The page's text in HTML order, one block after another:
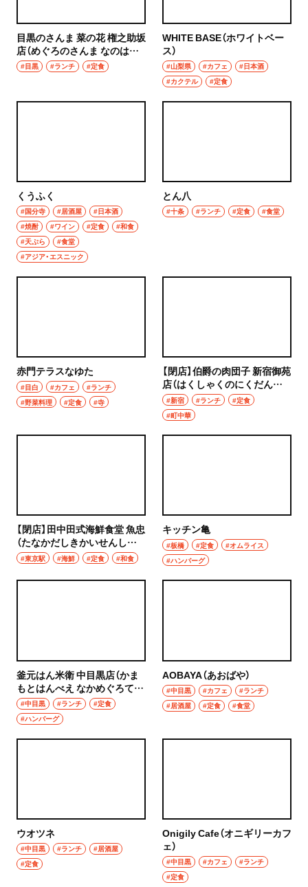
前橋
高崎
越谷
春日部
大宮・浦和
浦和
飯能
所沢
入間
川越
秩父・長瀞・三峰口
千葉県
野田
千葉・船橋・津田沼
津田沼
習志野
食べ歩き
ランチ
カレー
海鮮
鍋
ご当地グルメ
バー
日本酒
ビール
ワイン
サワー
カクテル
とんかつ
和食
目黒のさんま 菜の花 権之助坂
店（めぐろのさんま なのはな
ごんのすけざかてん）
#目黒 #ランチ #定食
WHITE BASE（ホワイトベー
ス）
#山梨県 #カフェ
#日本酒
#カクテル
#定食
くうふく
#国分寺 #居酒屋
#日本酒
#焼酎
#ワイン #定食
#和食
#天ぷら
#食堂
#アジア・エスニック
とん八
#十条 #ランチ #定食 #食堂
赤門テラスなゆた
#目白 #カフェ
#ランチ
#野菜料理
#定食 #寺
【閉店】伯爵の肉団子 新宿御苑
店（はくしゃくのにくだんご
しんじゅくぎょえんてん）
#新宿 #ランチ
#定食
#町中華
【閉店】田中田式海鮮食堂 魚忠
（たなかだしきかいせんしょ
くどう うおちゅう）
#東京駅 #海鮮 #定食 #和食
キッチン亀
#板橋 #定食
#オムライス
#ハンバーグ
釜元はん米衛 中目黒店（かま
もとはんべえ なかめぐろて
ん）
#中目黒 #ランチ
#定食
#ハンバーグ
AOBAYA（あおばや）
#中目黒 #カフェ
#ランチ
#居酒屋
#定食 #食堂
ウオツネ
#中目黒 #ランチ
#居酒屋
#定食
Onigily Cafe（オニギリーカフ
ェ）
#中目黒 #カフェ
#ランチ
#定食